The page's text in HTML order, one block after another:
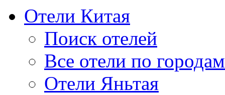
Отели Китая
Поиск отелей
Все отели по городам
Отели Яньтая